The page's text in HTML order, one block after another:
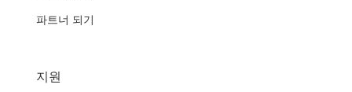
파트너 되기
지원